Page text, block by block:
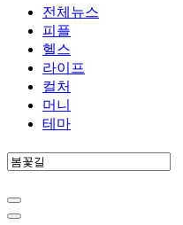
전체뉴스
피플
헬스
라이프
컬처
머니
테마